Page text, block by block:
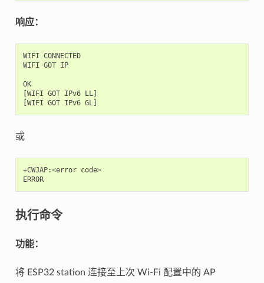
响应：
WIFI CONNECTED
WIFI GOT IP
OK
[WIFI GOT IPv6 LL]
[WIFI GOT IPv6 GL]
或
+CWJAP:<error code>
ERROR
执行命令
功能：
将 ESP32 station 连接至上次 Wi-Fi 配置中的 AP